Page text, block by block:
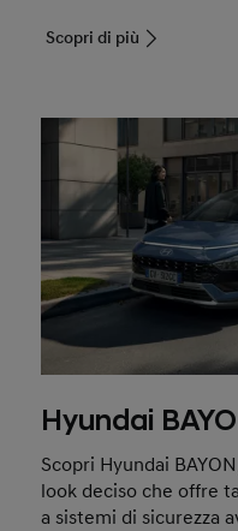
Scopri di più
Hyundai
Scopri Hyundai
look deciso che offre
a sistemi di sicurezza